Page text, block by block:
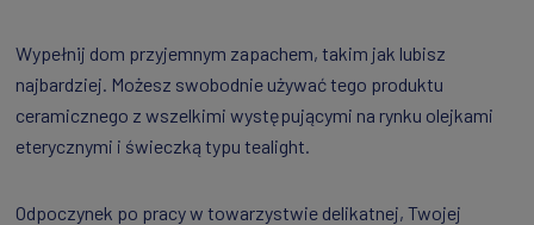
Wypełnij dom przyjemnym zapachem, takim jak lubisz
najbardziej. Możesz swobodnie używać tego produktu
ceramicznego z wszelkimi występującymi na rynku olejkami
eterycznymi i świeczką typu tealight.
Odpoczynek po pracy w towarzystwie delikatnej, Twojej